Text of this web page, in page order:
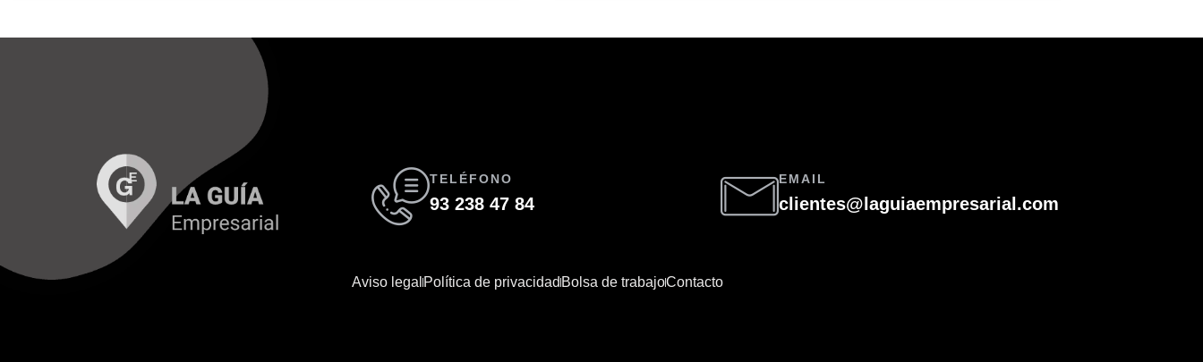
TELÉFONO
93 238 47 84
EMAIL
clientes@laguiaempresarial.com
Aviso legal Política de privacidadBolsa de trabajoContacto